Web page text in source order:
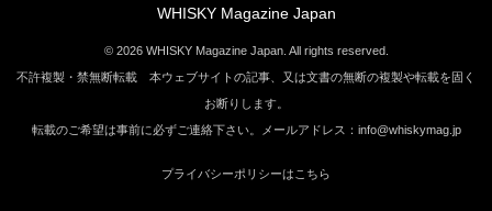
WHISKY Magazine Japan
© 2026 WHISKY Magazine Japan. All rights reserved.
不許複製・禁無断転載 本ウェブサイトの記事、又は文書の無断の複製や転載を固く
お断りします。
転載のご希望は事前に必ずご連絡下さい。メールアドレス：info@whiskymag.jp
プライバシーポリシーはこちら